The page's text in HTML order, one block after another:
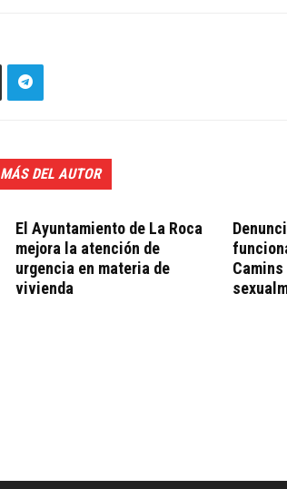
MÁS DEL AUTOR
El Ayuntamiento de La Roca
mejora la atención de
urgencia en materia de
vivienda